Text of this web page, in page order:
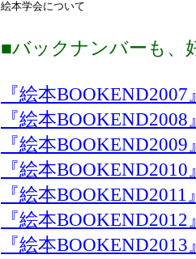
絵本学会について
■バックナンバーも、
『絵本BOOKEND2007
『絵本BOOKEND2008
『絵本BOOKEND2009
『絵本BOOKEND2010
『絵本BOOKEND2011
『絵本BOOKEND2012
『絵本BOOKEND2013